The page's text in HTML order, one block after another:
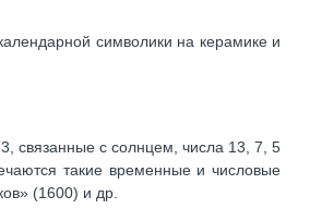
символики на керамике и
связанные с солнцем, числа 13, 7, 5
такие временные и числовые
(1600) и др.